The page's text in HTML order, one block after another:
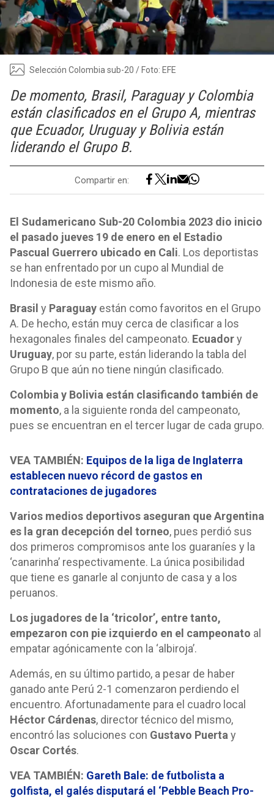
Selección Colombia sub-20 / Foto: EFE
De momento, Brasil, Paraguay y Colombia
están clasificados en el Grupo A, mientras
que Ecuador, Uruguay y Bolivia están
liderando el Grupo B.
Compartir en:
El Sudamericano Sub-20 Colombia 2023 dio inicio
el pasado jueves 19 de enero en el Estadio
Pascual Guerrero ubicado en Cali. Los deportistas
se han enfrentado por un cupo al Mundial de
Indonesia de este mismo año.
Brasil y Paraguay están como favoritos en el Grupo
A. De hecho, están muy cerca de clasificar a los
hexagonales finales del campeonato. Ecuadory
Uruguay, por su parte, están liderando la tabla del
Grupo B que aún no tiene ningún clasificado.
Colombia y Bolivia están clasificando también de
momento, a la siguiente ronda del campeonato,
pues se encuentran en el tercer lugar de cada grupo.
VEA TAMBIÉN: Equipos de la liga de Inglaterra
establecen nuevo récord de gastos en
contrataciones de jugadores
Varios medios deportivos aseguran que Argentina
es la gran decepción del torneo, pues perdió sus
dos primeros compromisos ante los guaraníes y la
‘canarinha’ respectivamente. La única posibilidad
que tiene es ganarle al conjunto de casa y a los
peruanos.
Los jugadores de la ‘tricolor’, entre tanto,
empezaron con pie izquierdo en el campeonato al
empatar agónicamente con la ‘albiroja’.
Además, en su último partido, a pesar de haber
ganado ante Perú 2-1 comenzaron perdiendo el
encuentro. Afortunadamente para el cuadro local
Héctor Cárdenas, director técnico del mismo,
encontró las soluciones con Gustavo Puerta y
Oscar Cortés.
VEA TAMBIÉN: Gareth Bale: de futbolista a
golfista, el galés disputará el ‘Pebble Beach Pro-